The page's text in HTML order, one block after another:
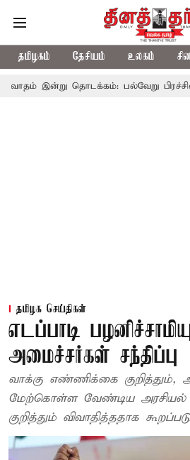
தமிழகம் தேசியம் உலகம்
பல்வேறு பிரச்சினைகளை
தமிழக செய்திகள்
எடப்பாடி
அமைச்சர்கள் சந்திப்பு
வாக்கு எண்ணிக்கை குறித்தும்,
மேற்கொள்ள வேண்டிய அரசியல்
குறித்தும் விவாதித்ததாக